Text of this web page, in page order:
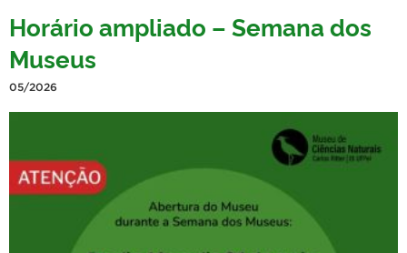
Horário ampliado – Semana dos
Museus
05/2026